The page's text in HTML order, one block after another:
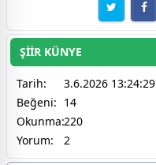
ŞİİR KÜNYE
Tarih:
3.6.2026 13:24:29
Beğeni: 14
Okunma:220
Yorum:
2